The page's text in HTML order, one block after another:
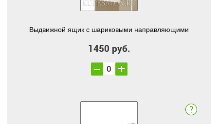
Выдвижной ящик с шариковыми направляющими
1450 руб.